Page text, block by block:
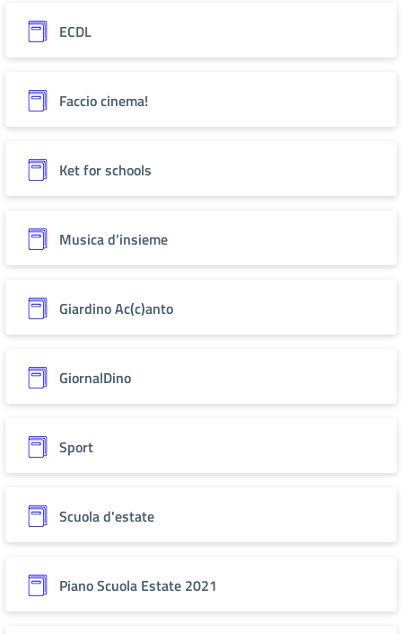
ECDL
Faccio cinema!
Ket for schools
Musica d’insieme
Giardino Ac(c)anto
GiornalDino
Sport
Scuola d'estate
Piano Scuola Estate 2021